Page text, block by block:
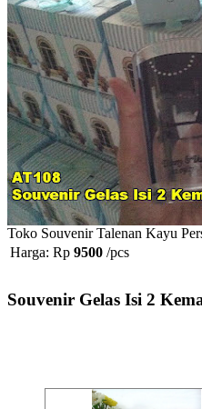
Toko Souvenir Talenan Kayu
Harga: Rp 9500 /pcs
Souvenir Gelas Isi 2